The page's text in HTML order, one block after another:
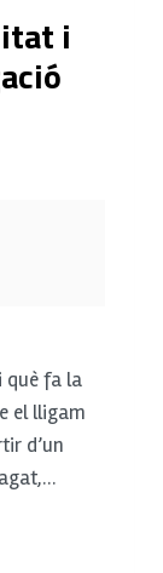
i
què fa la
el lligam
d’un